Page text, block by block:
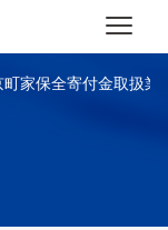
家保全寄付金取扱業